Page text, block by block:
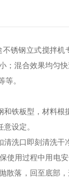
不锈钢立式搅拌机
；混合效果均匀
。
铁板型，材料根
设定。
洗口即刻清洗干
使用过程中用电
散落，回至底部